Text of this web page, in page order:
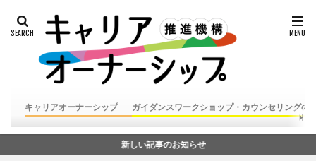
キャリアオーナーシップ ガイダンスワークショップ・カウンセリングの
新しい記事のお知らせ